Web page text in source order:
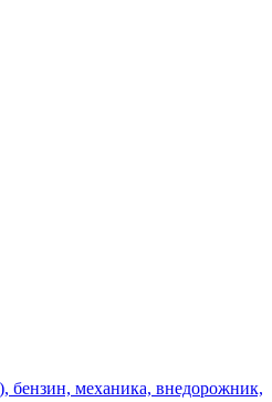
бензин, механика, внедорожник,